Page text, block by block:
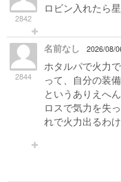
2842
ロビン入れたら
2844
名前なし 2026/08/
ホタルパで火力
って、自分の装
というありえへ
ロスで気力を失
れで火力出るわけ